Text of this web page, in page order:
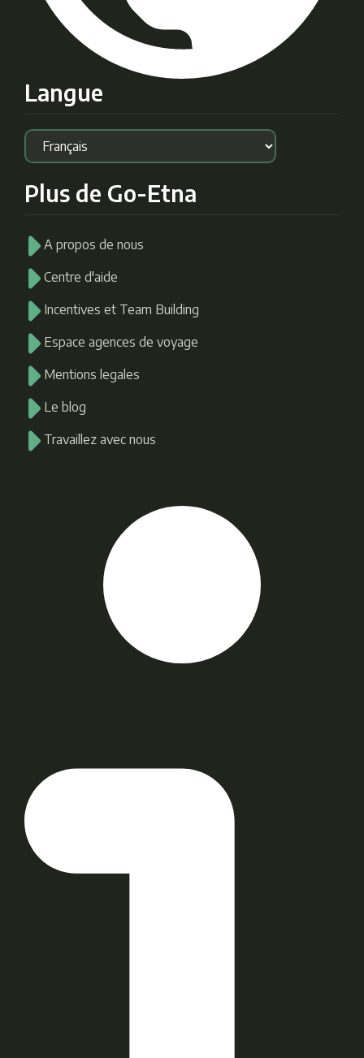
Langue
Plus de Go-Etna
A propos de nous
Centre d'aide
Incentives et Team Building
Espace agences de voyage
Mentions legales
Le blog
Travaillez avec nous